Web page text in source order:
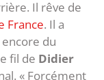
Il rêve de
France. Il a
du
fil de Didier
« Forcément